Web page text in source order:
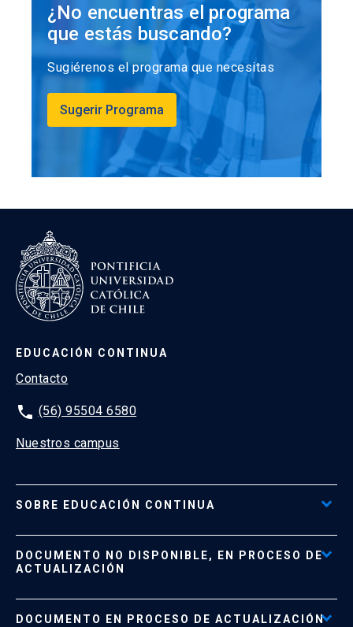
¿No encuentras el programa
que estás buscando?
Sugiérenos el programa que necesitas
Sugerir Programa
EDUCACIÓN CONTINUA
Contacto
phone (56) 95504 6580
Nuestros campus
SOBRE EDUCACIÓN CONTINUA
Formas de Pago
Políticas de Retiro, Devolución e Información Importante
DOCUMENTO NO DISPONIBLE, EN PROCESO DE
ACTUALIZACIÓN
Documento No Disponible file_download
DOCUMENTO EN PROCESO DE ACTUALIZACIÓN